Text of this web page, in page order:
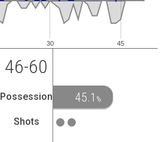
30 45
46-60
Possession 45.1 %
Shots